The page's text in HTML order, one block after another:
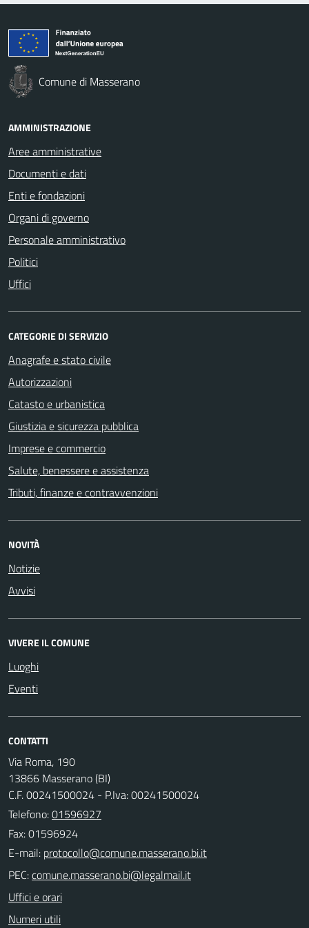
Comune di Masserano
AMMINISTRAZIONE
Aree amministrative
Documenti e dati
Enti e fondazioni
Organi di governo
Personale amministrativo
Politici
Uffici
CATEGORIE DI SERVIZIO
Anagrafe e stato civile
Autorizzazioni
Catasto e urbanistica
Giustizia e sicurezza pubblica
Imprese e commercio
Salute, benessere e assistenza
Tributi, finanze e contravvenzioni
NOVITÀ
Notizie
Avvisi
VIVERE IL COMUNE
Luoghi
Eventi
CONTATTI
Via Roma, 190
13866 Masserano (BI)
C.F. 00241500024 - P.Iva: 00241500024
Telefono:01596927
Fax: 01596924
E-mail:
PEC:
Uffici e orari
Numeri utili